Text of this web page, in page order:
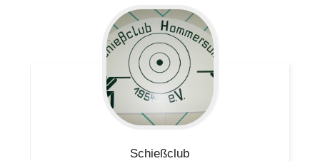
Schießclub